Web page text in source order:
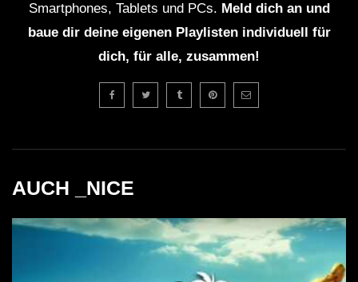
Smartphones, Tablets und PCs. Meld dich an und
baue dir deine eigenen Playlisten individuell für
dich, für alle, zusammen!
AUCH _NICE